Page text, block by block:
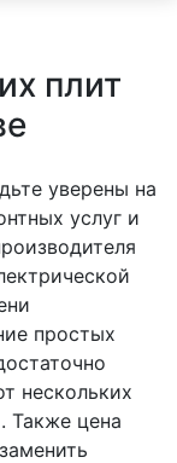
плит
уверены на
услуг и
простых
нескольких
Также цена